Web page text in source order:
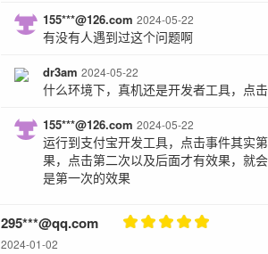
155***@126.com2024-05-22
有没有人遇到过这个问题啊
dr3am2024-05-22
什么环境下，真机还是开发者工具，点
155***@126.com2024-05-22
运行到支付宝开发工具，点击事件其实
果，点击第二次以及后面才有效果，就
是第一次的效果
295***@qq.com
2024-01-02